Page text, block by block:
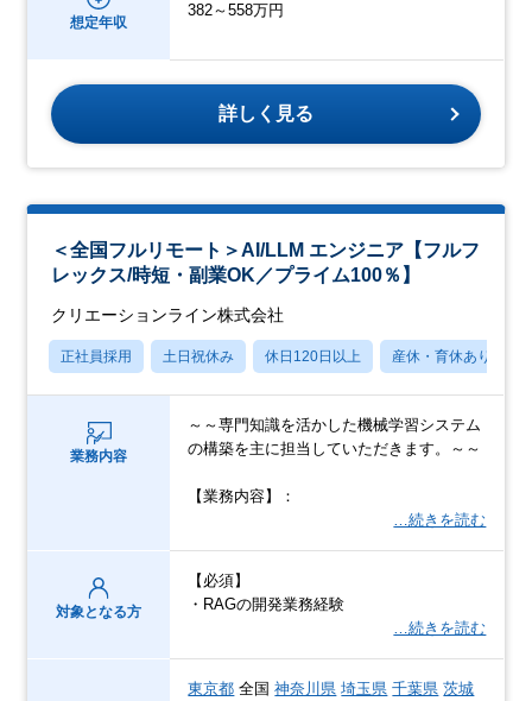
想定年収
382～558万円
詳しく見る
＜全国フルリモート＞AI/LLM エンジニア【フルフ
レックス/時短・副業OK／プライム100％】
クリエーションライン株式会社
正社員採用 土日祝休み 休日120日以上 産休・育休あり
業務内容
～～専門知識を活かした機械学習システム
の構築を主に担当していただきます。～～
【業務内容】：
…続きを読む
対象となる方
【必須】
・RAGの開発業務経験
…続きを読む
東京都 全国神奈川県 埼玉県 千葉県 茨城